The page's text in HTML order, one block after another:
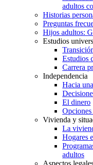
adultos
Historias
Preguntas
Hijos adultos:
Estudios
Estudios
Carrera
Independencia
Hacia
El dinero
Vivienda y
La
Hogares
adultos
Aspectos